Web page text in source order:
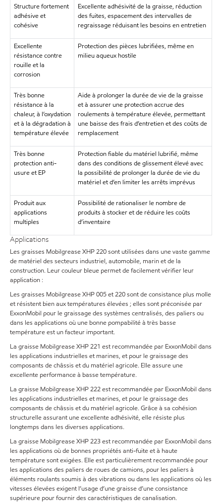
Structure fortement
adhésive et
cohésive
Excellente adhésivité de la graisse, réduction
des fuites, espacement des intervalles de
regraissage réduisant les besoins en entretien
Excellente
résistance contre
rouille et la
corrosion
Protection des pièces lubrifiées, même en
milieu aqueux hostile
Très bonne
résistance à la
chaleur, à l’oxydation
et à la dégradation à
température élevée
Aide à prolonger la durée de vie de la graisse
et à assurer une protection accrue des
roulements à température élevée, permettant
une baisse des frais d’entretien et des coûts de
remplacement
Très bonne
protection anti-
usure et EP
Protection fiable du matériel lubrifié, même
dans des conditions de glissement élevé avec
la possibilité de prolonger la durée de vie du
matériel et d’en limiter les arrêts imprévus
Produit aux
applications
multiples
Possibilité de rationaliser le nombre de
produits à stocker et de réduire les coûts
d’inventaire
Applications
Les graisses Mobilgrease XHP 220 sont utilisées dans une vaste gamme
de matériel des secteurs industriel, automobile, marin et de la
construction. Leur couleur bleue permet de facilement vérifier leur
application :
Les graisses Mobilgrease XHP 005 et 220 sont de consistance plus molle
et résistent bien aux températures élevées ; elles sont préconisée par
ExxonMobil pour le graissage des systèmes centralisés, des paliers ou
dans les applications où une bonne pompabilité à très basse
température est un facteur important.
La graisse Mobilgrease XHP 221 est recommandée par ExxonMobil dans
les applications industrielles et marines, et pour le graissage des
composants de châssis et du matériel agricole. Elle assure une
excellente performance à basse température.
La graisse Mobilgrease XHP 222 est recommandée par ExxonMobil dans
les applications industrielles et marines, et pour le graissage des
composants de châssis et du matériel agricole. Grâce à sa cohésion
structurelle assurant une excellente adhésivité, elle résiste plus
longtemps dans les diverses applications.
La graisse Mobilgrease XHP 223 est recommandée par ExxonMobil dans
les applications où de bonnes propriétés anti-fuite et à haute
température sont exigées. Elle est particulièrement recommandée pour
les applications des paliers de roues de camions, pour les paliers à
éléments roulants soumis à des vibrations ou dans les applications où les
vitesses élevées exigent l’usage d’une graisse d’une consistance
supérieure pour fournir des caractéristiques de canalisation.